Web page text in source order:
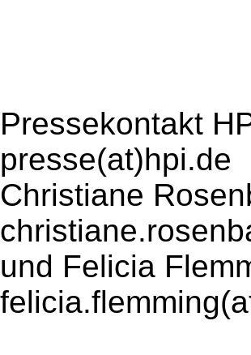
Pressekontakt
presse(at)hpi.de
Christiane
und Felicia